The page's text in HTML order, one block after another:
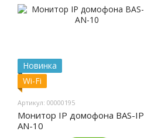
Новинка
Wi-Fi
Артикул: 00000195
Монитор IP домофона BAS-IP
AN-10